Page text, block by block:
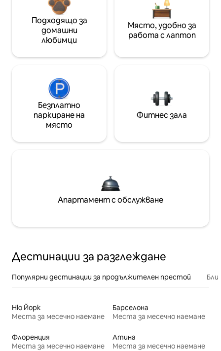
Подходящо за
домашни
любимци
Място, удобно за
работа с лаптоп
Безплатно
паркиране на
място
Фитнес зала
Апартамент с обслужване
Дестинации за разглеждане
Популярни дестинации за продължителен престой
Ню Йорк
Места за месечно наемане
Барселона
Места за месечно наемане
Флоренция
Места за месечно наемане
Атина
Места за месечно наемане